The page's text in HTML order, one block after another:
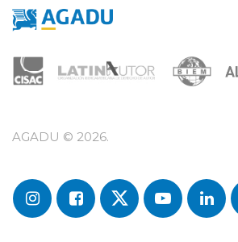
AGADU © 2026.